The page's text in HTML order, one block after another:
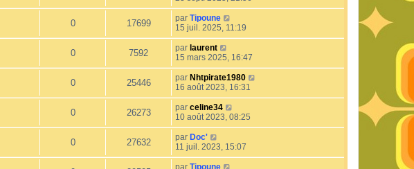
0 17699 par Tipoune
15 juil. 2025, 11:19
0 7592 par laurent
15 mars 2025, 16:47
0 25446 par Nhtpirate1980
16 août 2023, 16:31
0 26273 par celine34
10 août 2023, 08:25
0 27632 par Doc'
11 juil. 2023, 15:07